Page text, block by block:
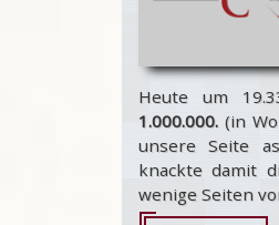
Heute um
1.000.000. (in
unsere Seite
knackte damit
wenige Seiten